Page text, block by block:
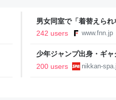
男女同室で「着替えら
「標準化されていない
242 users www.fnn.jp
少年ジャンプ出身・ギ
る。「ヘルニアで入院
200 users nikkan-